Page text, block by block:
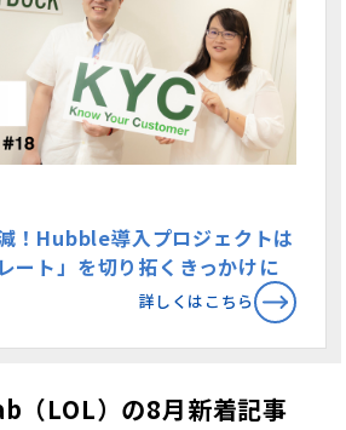
！Hubble導入プロジェクトは
ート」を切り拓くきっかけに
詳しくはこちら
（LOL）の8月新着記事